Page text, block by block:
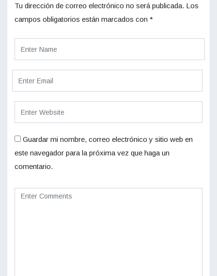
Tu dirección de correo electrónico no será publicada. Los
campos obligatorios están marcados con *
Guardar mi nombre, correo electrónico y sitio web en
este navegador para la próxima vez que haga un
comentario.